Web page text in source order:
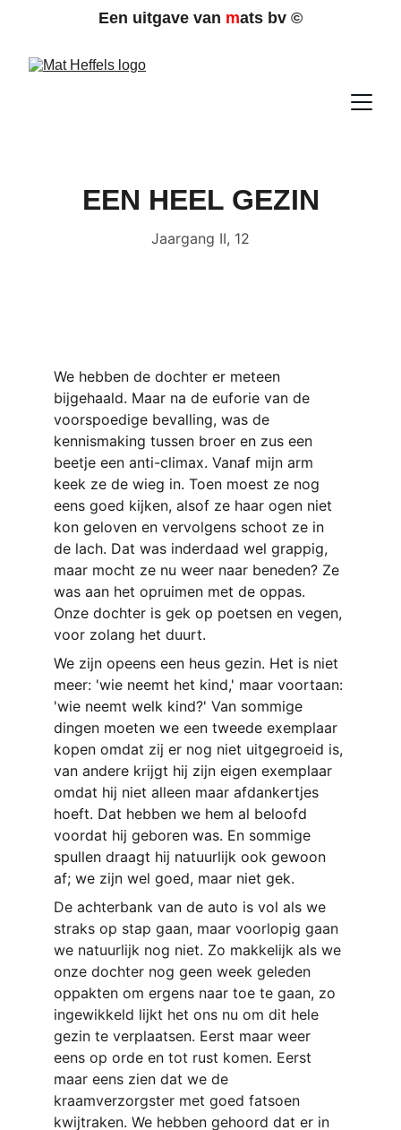
Een uitgave van mats bv ©
EEN HEEL GEZIN
Jaargang II, 12
We hebben de dochter er meteen
bijgehaald. Maar na de euforie van de
voorspoedige bevalling, was de
kennismaking tussen broer en zus een
beetje een anti-climax. Vanaf mijn arm
keek ze de wieg in. Toen moest ze nog
eens goed kijken, alsof ze haar ogen niet
kon geloven en vervolgens schoot ze in
de lach. Dat was inderdaad wel grappig,
maar mocht ze nu weer naar beneden? Ze
was aan het opruimen met de oppas.
Onze dochter is gek op poetsen en vegen,
voor zolang het duurt.
We zijn opeens een heus gezin. Het is niet
meer: 'wie neemt het kind,' maar voortaan:
'wie neemt welk kind?' Van sommige
dingen moeten we een tweede exemplaar
kopen omdat zij er nog niet uitgegroeid is,
van andere krijgt hij zijn eigen exemplaar
omdat hij niet alleen maar afdankertjes
hoeft. Dat hebben we hem al beloofd
voordat hij geboren was. En sommige
spullen draagt hij natuurlijk ook gewoon
af; we zijn wel goed, maar niet gek.
De achterbank van de auto is vol als we
straks op stap gaan, maar voorlopig gaan
we natuurlijk nog niet. Zo makkelijk als we
onze dochter nog geen week geleden
oppakten om ergens naar toe te gaan, zo
ingewikkeld lijkt het ons nu om dit hele
gezin te verplaatsen. Eerst maar weer
eens op orde en tot rust komen. Eerst
maar eens zien dat we de
kraamverzorgster met goed fatsoen
kwijtraken. We hebben gehoord dat er in